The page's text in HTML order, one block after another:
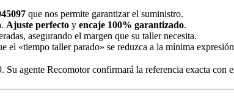
que nos permite garantizar el suministro.
Ajuste perfecto y encaje 100% garantizado.
asegurando el margen que su taller necesita.
el «tiempo taller parado» se reduzca a la mínima
agente Recomotor confirmará la referencia exacta con